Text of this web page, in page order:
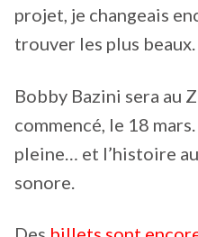
projet, je changeais
trouver les plus beaux.
Bobby Bazini sera au
commencé, le 18
pleine… et l’histoire
sonore.